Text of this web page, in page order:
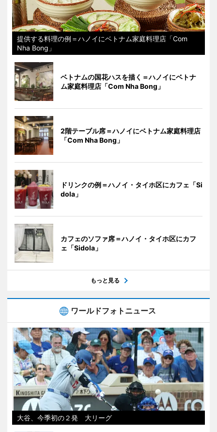
提供する料理の例＝ハノイにベトナム家庭料理店「Com
Nha Bong」
ベトナムの国花ハスを描く＝ハノイにベトナ
ム家庭料理店「Com Nha Bong」
2階テーブル席＝ハノイにベトナム家庭料理店
「Com Nha Bong」
ドリンクの例＝ハノイ・タイホ区にカフェ「Si
dola」
カフェのソファ席＝ハノイ・タイホ区にカフ
ェ「Sidola」
もっと見る
ワールドフォトニュース
大谷、今季初の２発 大リーグ